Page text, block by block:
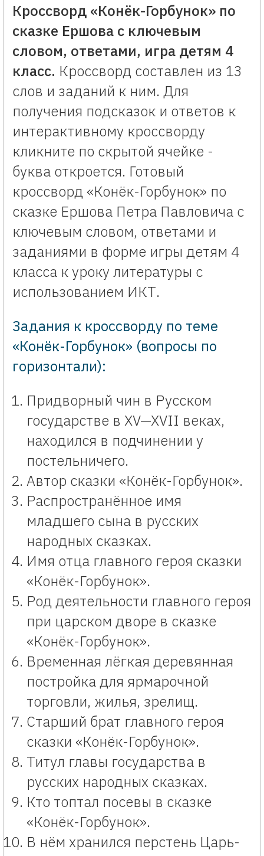
Кроссворд «Конёк-Горбунок» по
сказке Ершова с ключевым
словом, ответами, игра детям 4
класс. Кроссворд составлен из 13
слов и заданий к ним. Для
получения подсказок и ответов к
интерактивному кроссворду
кликните по скрытой ячейке -
буква откроется. Готовый
кроссворд «Конёк-Горбунок» по
сказке Ершова Петра Павловича с
ключевым словом, ответами и
заданиями в форме игры детям 4
класса к уроку литературы с
использованием ИКТ.
Задания к кроссворду по теме
«Конёк-Горбунок» (вопросы по
горизонтали):
Придворный чин в Русском
государстве в XV—XVII веках,
находился в подчинении у
постельничего.
Автор сказки «Конёк-Горбунок».
Распространённое имя
младшего сына в русских
народных сказках.
Имя отца главного героя сказки
«Конёк-Горбунок».
Род деятельности главного героя
при царском дворе в сказке
«Конёк-Горбунок».
Временная лёгкая деревянная
постройка для ярмарочной
торговли, жилья, зрелищ.
Старший брат главного героя
сказки «Конёк-Горбунок».
Титул главы государства в
русских народных сказках.
Кто топтал посевы в сказке
«Конёк-Горбунок».
В нём хранился перстень Царь-